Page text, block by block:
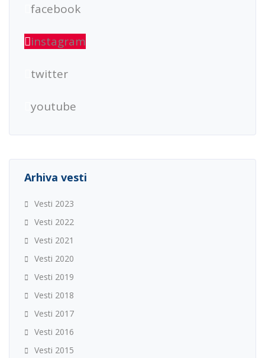
facebook
instagram
twitter
youtube
Arhiva vesti
Vesti 2023
Vesti 2022
Vesti 2021
Vesti 2020
Vesti 2019
Vesti 2018
Vesti 2017
Vesti 2016
Vesti 2015